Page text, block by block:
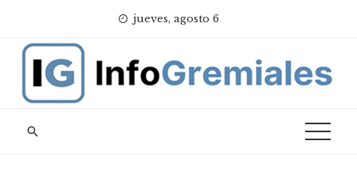
content
jueves, agosto 6